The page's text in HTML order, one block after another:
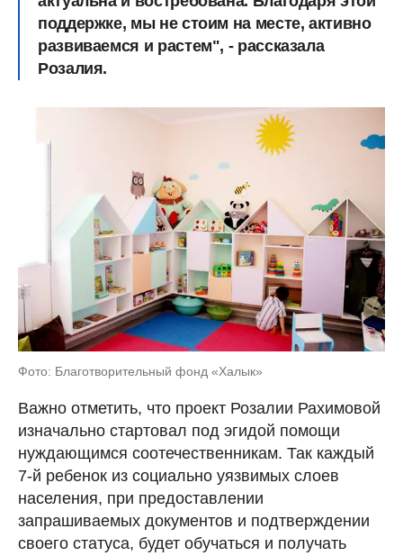
поддержке, мы не стоим на месте, активно
развиваемся и растем", - рассказала
Розалия.
Фото: Благотворительный фонд «Халык»
Важно отметить, что проект Розалии Рахимовой
изначально стартовал под эгидой помощи
нуждающимся соотечественникам. Так каждый
7-й ребенок из социально уязвимых слоев
населения, при предоставлении
запрашиваемых документов и подтверждении
своего статуса, будет обучаться и получать